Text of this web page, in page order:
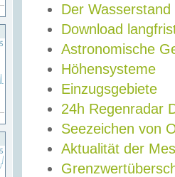
Der Wasserstand
Download
Astronomische
Höhensysteme
Einzugsgebiete
24h Regenradar
Seezeichen von
Aktualität der